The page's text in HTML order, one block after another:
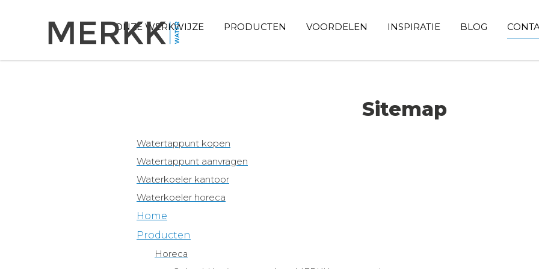
ONZE WERKWIJZE PRODUCTEN VOORDELEN INSPIRATIE BLOG
Sitemap
Watertappunt kopen
Watertappunt aanvragen
Waterkoeler kantoor
Waterkoeler horeca
Home
Producten
Horeca